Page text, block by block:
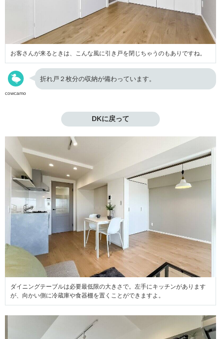
お客さんが来るときは、こんな風に引き戸を閉じちゃうのもありですね。
cowcamo
折れ戸２枚分の収納が備わっています。
DKに戻って
ダイニングテーブルは必要最低限の大きさで。左手にキッチンがあります
が、向かい側に冷蔵庫や食器棚を置くことができますよ。